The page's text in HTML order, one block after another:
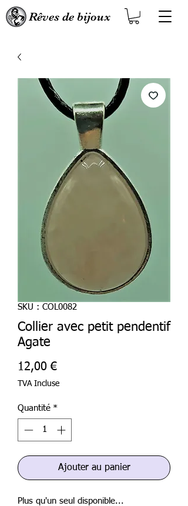
Rêves de bijoux
SKU : COL0082
Collier avec petit pendentif
Agate
12,00 €Prix
TVA Incluse
Quantité *
Ajouter au panier
Plus qu'un seul disponible...